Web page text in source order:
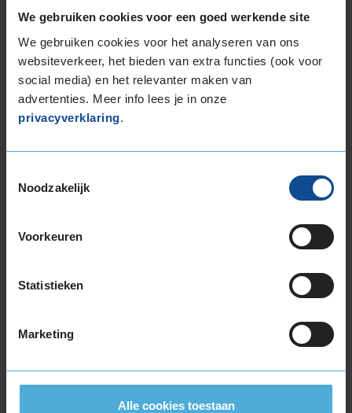
We gebruiken cookies voor een goed werkende site
We gebruiken cookies voor het analyseren van ons
websiteverkeer, het bieden van extra functies (ook voor
social media) en het relevanter maken van
advertenties. Meer info lees je in onze
privacyverklaring.
Noodzakelijk
Voorkeuren
Statistieken
Marketing
Alle cookies toestaan
Bandengarantieplan
Item
1
3
16-inch banden
185/55R16 87V EXTRALOAD
195/50R16 88V EXTRALOAD
205/45R16 87W EXTRALOAD